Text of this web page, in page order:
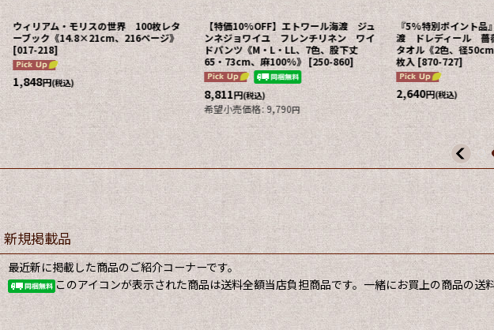
ウィリアム・モリスの世界 100枚レタ
ーブック《14.8×21cm、216ページ》
[017-218]
1,848円(税込)
【特価10%OFF】エトワール海渡 ジュ
ンネジョワイユ フレンチリネン ワイ
ドパンツ《M・L・LL、7色、股下丈
65・73cm、麻100%》 [250-860]
8,811円(税込)
希望小売価格:9,790円
『5%特別ポイント品
渡 ドレディール 薔
タオル《2色、径
枚入 [870-727]
2,640円(税込)
新規掲載品
最近新に掲載した商品のご紹介コーナーです。
このアイコンが表示された商品は送料全額当店負担商品です。一緒にお買上の商品の送